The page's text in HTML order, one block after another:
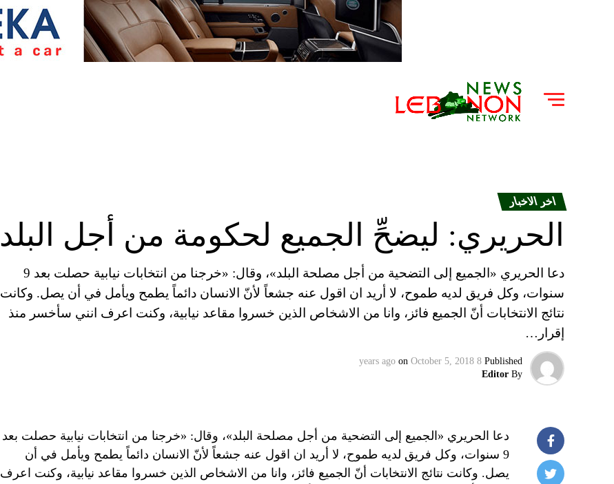
اخر الاخبار
الحريري: ليضحِّ الجميع لحكومة من أجل البلد
دعا الحريري «الجميع إلى التضحية من أجل مصلحة البلد»، وقال: «خرجنا من انتخابات نيابية حصلت بعد 9
سنوات، وكل فريق لديه طموح، لا أريد ان اقول عنه جشعاً لأنّ الانسان دائماً يطمح ويأمل في أن يصل. وكانت
نتائج الانتخابات أنّ الجميع فائز، وانا من الاشخاص الذين خسروا مقاعد نيابية، وكنت اعرف انني سأخسر منذ
إقرار…
Published
8 years ago
on October 5, 2018
By
Editor
دعا الحريري «الجميع إلى التضحية من أجل مصلحة البلد»، وقال: «خرجنا من انتخابات نيابية حصلت بعد
9 سنوات، وكل فريق لديه طموح، لا أريد ان اقول عنه جشعاً لأنّ الانسان دائماً يطمح ويأمل في أن
يصل. وكانت نتائج الانتخابات أنّ الجميع فائز، وانا من الاشخاص الذين خسروا مقاعد نيابية، وكنت اعرف